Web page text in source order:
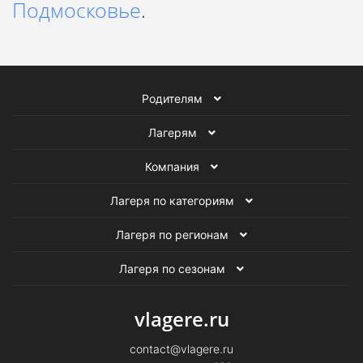
Подмосковье.
Родителям
Лагерям
Компания
Лагеря по категориям
Лагеря по регионам
Лагеря по сезонам
vlagere.ru
contact@vlagere.ru